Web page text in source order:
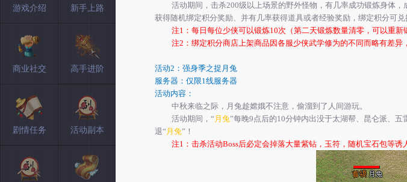
游戏介绍 新手上路
商业社交 高手进阶
剧情任务 活动副本
活动期间，击杀200级以上场景的野外怪物，有几率成功锻炼身体
获得随机绑定积分奖励、并有几率获得道具或者经验奖励，绑定积分可兑
注1：每日每位少侠可以锻炼10次（第二天锻炼数量清零，可以重新
注2：绑定积分商店上架商品因各服少侠武学修为的不同而略有差异
活动2：强身季之捉月兔
服务器：仅限1线服务器
活动内容：
中秋来临之际，月兔趁嫦娥不注意，偷溜到了人间游玩。
活动期间， “ 月兔”每晚9点后的10分钟内出没于太湖帮、昆仑派、
退“ 月兔”！
注1：击杀活动Boss后必定会掉落大量紫钻，玉符，随机宝石包等诱